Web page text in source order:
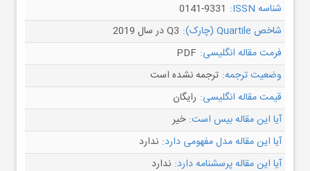
شناسه ISSN:
0141-9331
شاخص Quartile (چارک):
Q3 در سال 2019
فرمت مقاله انگلیسی: PDF
وضعیت ترجمه: ترجمه نشده است
قیمت مقاله انگلیسی: رایگان
آیا این مقاله بیس است: خیر
آیا این مقاله مدل مفهومی دارد: ندارد
آیا این مقاله پرسشنامه دارد: ندارد